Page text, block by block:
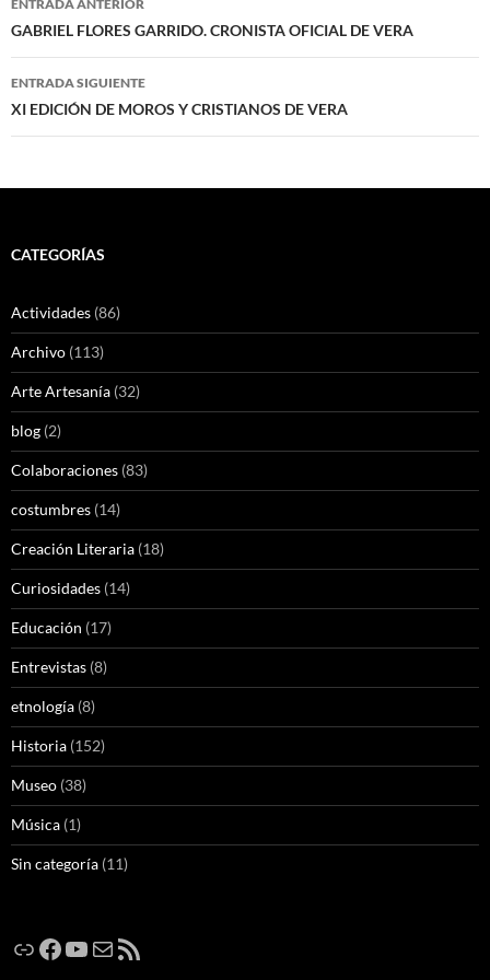
de
entradas
ENTRADA ANTERIOR
GABRIEL FLORES GARRIDO. CRONISTA OFICIAL DE VERA
ENTRADA SIGUIENTE
XI EDICIÓN DE MOROS Y CRISTIANOS DE VERA
CATEGORÍAS
Actividades (86)
Archivo (113)
Arte Artesanía (32)
blog (2)
Colaboraciones (83)
costumbres (14)
Creación Literaria (18)
Curiosidades (14)
Educación (17)
Entrevistas (8)
etnología (8)
Historia (152)
Museo (38)
Música (1)
Sin categoría (11)
Enlace
Facebook
YouTube
Correo electrónico
Feed RSS